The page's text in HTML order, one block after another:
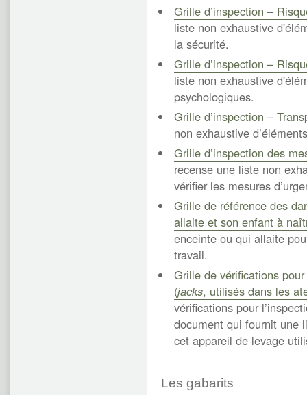
Grille d’inspection –
liste non exhaustive
la sécurité.
Grille d’inspection –
liste non exhaustive
psychologiques.
Grille d’inspection –
non exhaustive
Grille d’inspection des
recense une liste non
vérifier les mesures
Grille de référence des
allaite et son enfant à
enceinte ou qui allaite
travail.
Grille de vérifications
(jacks, utilisés dans les
vérifications pour
document qui fournit une
cet appareil de levage
Les gabarits